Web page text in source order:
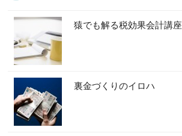
猿でも解る税効果会計講座
裏金づくりのイロハ